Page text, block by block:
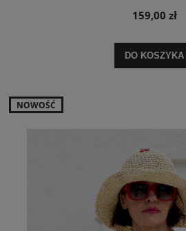
159,00 zł
DO KOSZYKA
NOWOŚĆ